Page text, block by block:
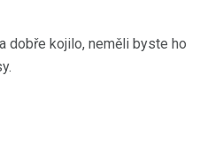
a dobře kojilo, neměli byste ho